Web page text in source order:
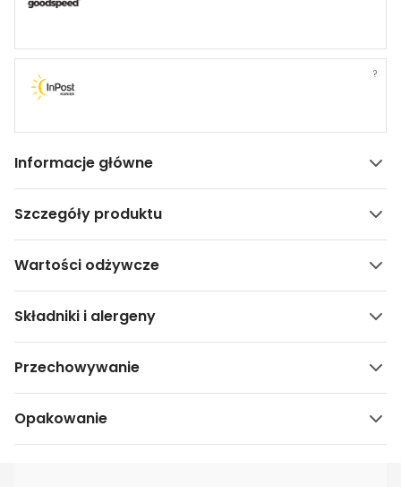
?
Informacje główne
Szczegóły produktu
Wartości odżywcze
Składniki i alergeny
Przechowywanie
Opakowanie